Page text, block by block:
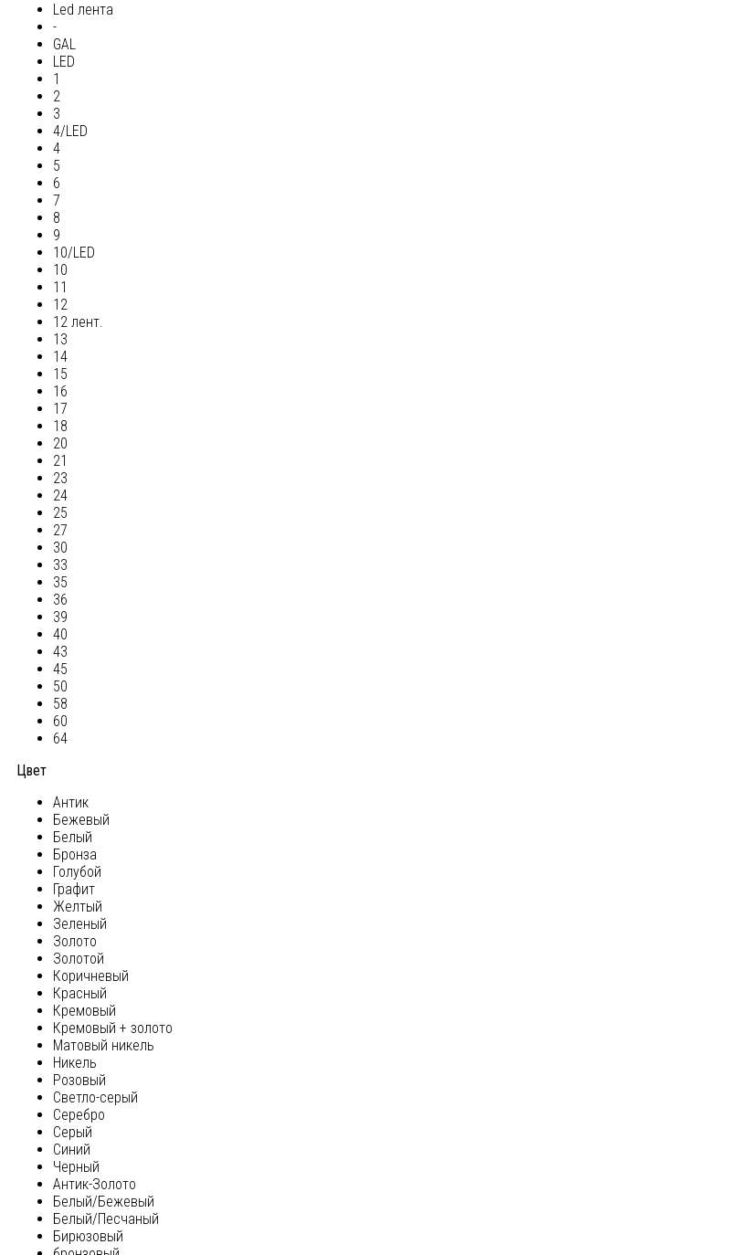
Led лента
-
GAL
LED
1
2
3
4/LED
4
5
6
7
8
9
10/LED
10
11
12
12 лент.
13
14
15
16
17
18
20
21
23
24
25
27
30
33
35
36
39
40
43
45
50
58
60
64
Цвет
Антик
Бежевый
Белый
Бронза
Голубой
Графит
Желтый
Зеленый
Золото
Золотой
Коричневый
Красный
Кремовый
Кремовый + золото
Матовый никель
Никель
Розовый
Светло-серый
Серебро
Серый
Синий
Черный
Антик-Золото
Белый/Бежевый
Белый/Песчаный
Бирюзовый